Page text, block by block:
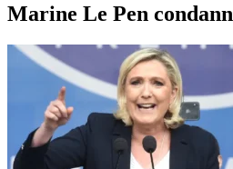
Marine Le Pen